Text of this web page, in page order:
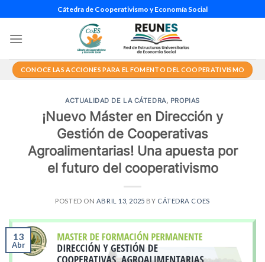
al
contenido
Cátedra de Cooperativismo y Economía Social
CONOCE LAS ACCIONES PARA EL FOMENTO DEL COOPERATIVISMO
ACTUALIDAD DE LA CÁTEDRA, PROPIAS
¡Nuevo Máster en Dirección y
Gestión de Cooperativas
Agroalimentarias! Una apuesta por
el futuro del cooperativismo
POSTED ON ABRIL 13, 2025 BY CÁTEDRA COES
13
Abr